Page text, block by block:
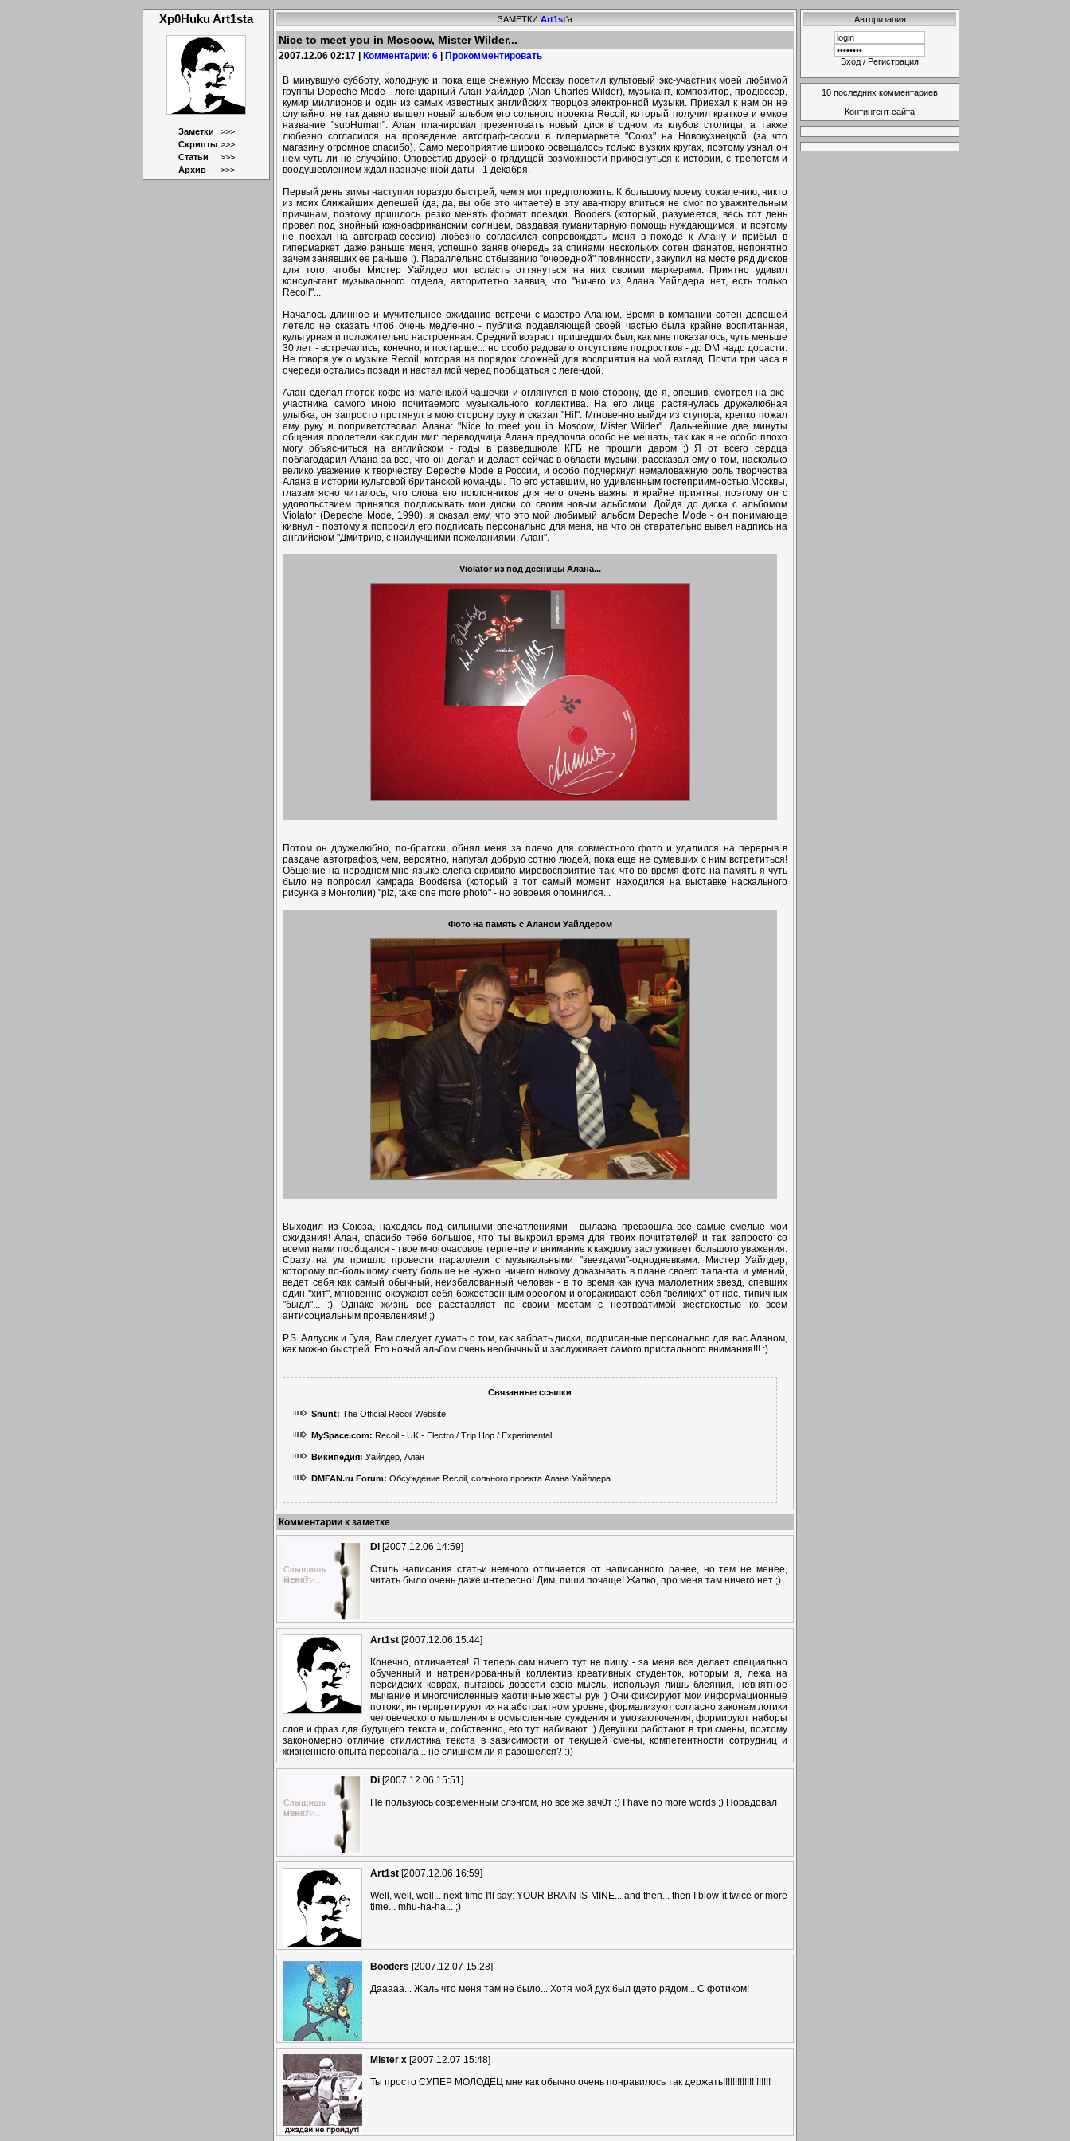
Xp0Huku Art1sta
Заметки
>>>
Скрипты >>>
Статьи
>>>
Архив
>>>
ЗАМЕТКИ Art1st'а
Nice to meet you in Moscow, Mister Wilder...
2007.12.06 02:17 | Комментарии: 6 Прокомментировать
В минувшую субботу, холодную и пока еще снежную Москву посетил культовый экс-участник моей любимой
группы Depeche Mode - легендарный Алан Уайлдер (Alan Charles Wilder), музыкант, композитор, продюссер,
кумир миллионов и один из самых известных английских творцов электронной музыки. Приехал к нам он не
случайно: не так давно вышел новый альбом его сольного проекта Recoil, который получил краткое и емкое
название "subHuman". Алан планировал презентовать новый диск в одном из клубов столицы, а также
любезно согласился на проведение автограф-сессии в гипермаркете "Союз" на Новокузнецкой (за что
магазину огромное спасибо). Само мероприятие широко освещалось только в узких кругах, поэтому узнал он
нем чуть ли не случайно. Оповестив друзей о грядущей возможности прикоснуться к истории, с трепетом и
воодушевлением ждал назначенной даты - 1 декабря.
Первый день зимы наступил гораздо быстрей, чем я мог предположить. К большому моему сожалению, никто
из моих ближайших депешей (да, да, вы обе это читаете) в эту авантюру влиться не смог по уважительным
причинам, поэтому пришлось резко менять формат поездки. Booders (который, разумеется, весь тот день
провел под знойный южноафриканским солнцем, раздавая гуманитарную помощь нуждающимся, и поэтому
не поехал на автограф-сессию) любезно согласился сопровождать меня в походе к Алану и прибыл в
гипермаркет даже раньше меня, успешно заняв очередь за спинами нескольких сотен фанатов, непонятно
зачем занявших ее раньше ;). Параллельно отбыванию "очередной" повинности, закупил на месте ряд дисков
для того, чтобы Мистер Уайлдер мог всласть оттянуться на них своими маркерами. Приятно удивил
консультант музыкального отдела, авторитетно заявив, что "ничего из Алана Уайлдера нет, есть только
Recoil"...
Началось длинное и мучительное ожидание встречи с маэстро Аланом. Время в компании сотен депешей
летело не сказать чтоб очень медленно - публика подавляющей своей частью была крайне воспитанная,
культурная и положительно настроенная. Средний возраст пришедших был, как мне показалось, чуть меньше
30 лет - встречались, конечно, и постарше... но особо радовало отсутствие подростков - до DM надо дорасти.
Не говоря уж о музыке Recoil, которая на порядок сложней для восприятия на мой взгляд. Почти три часа в
очереди остались позади и настал мой черед пообщаться с легендой.
Алан сделал глоток кофе из маленькой чашечки и оглянулся в мою сторону, где я, опешив, смотрел на экс-
участника самого мною почитаемого музыкального коллектива. На его лице растянулась дружелюбная
улыбка, он запросто протянул в мою сторону руку и сказал "Hi!". Мгновенно выйдя из ступора, крепко пожал
ему руку и поприветствовал Алана: "Nice to meet you in Moscow, Mister Wilder". Дальнейшие две минуты
общения пролетели как один миг: переводчица Алана предпочла особо не мешать, так как я не особо плохо
могу объясниться на английском - годы в разведшколе КГБ не прошли даром ;) Я от всего сердца
поблагодарил Алана за все, что он делал и делает сейчас в области музыки; рассказал ему о том, насколько
велико уважение к творчеству Depeche Mode в России, и особо подчеркнул немаловажную роль творчества
Алана в истории культовой британской команды. По его уставшим, но удивленным гостеприимностью Москвы,
глазам ясно читалось, что слова его поклонников для него очень важны и крайне приятны, поэтому он с
удовольствием принялся подписывать мои диски со своим новым альбомом. Дойдя до диска с альбомом
Violator (Depeche Mode, 1990), я сказал ему, что это мой любимый альбом Depeche Mode - он понимающе
кивнул - поэтому я попросил его подписать персонально для меня, на что он старательно вывел надпись на
английском "Дмитрию, с наилучшими пожеланиями. Алан".
Violator из под десницы Алана...
Потом он дружелюбно, по-братски, обнял меня за плечо для совместного фото и удалился на перерыв в
раздаче автографов, чем, вероятно, напугал добрую сотню людей, пока еще не сумевших с ним встретиться!
Общение на неродном мне языке слегка скривило мировосприятие так, что во время фото на память я чуть
было не попросил камрада Boodersa (который в тот самый момент находился на выставке наскального
рисунка в Монголии) "plz, take one more photo" - но вовремя опомнился...
Фото на память с Аланом Уайлдером
Выходил из Союза, находясь под сильными впечатлениями - вылазка превзошла все самые смелые мои
ожидания! Алан, спасибо тебе большое, что ты выкроил время для твоих почитателей и так запросто со
всеми нами пообщался - твое многочасовое терпение и внимание к каждому заслуживает большого уважения.
Сразу на ум пришло провести параллели с музыкальными "звездами"-однодневками. Мистер Уайлдер,
которому по-большому счету больше не нужно ничего никому доказывать в плане своего таланта и умений,
ведет себя как самый обычный, неизбалованный человек - в то время как куча малолетних звезд, спевших
один "хит", мгновенно окружают себя божественным ореолом и огораживают себя "великих" от нас, типичных
"быдл"... :) Однако жизнь все расставляет по своим местам с неотвратимой жестокостью ко всем
антисоциальным проявлениям! ;)
P.S. Аллусик и Гуля, Вам следует думать о том, как забрать диски, подписанные персонально для вас Аланом,
как можно быстрей. Его новый альбом очень необычный и заслуживает самого пристального внимания!!! :)
Связанные ссылки
Shunt: The Official Recoil Website
MySpace.com: Recoil - UK - Electro / Trip Hop / Experimental
Википедия: Уайлдер, Алан
DMFAN.ru Forum: Обсуждение Recoil, сольного проекта Алана Уайлдера
Комментарии к заметке
Di [2007.12.06 14:59]
Стиль написания статьи немного отличается от написанного ранее, но тем не менее,
читать было очень даже интересно! Дим, пиши почаще! Жалко, про меня там ничего нет ;)
Art1st [2007.12.06 15:44]
Конечно, отличается! Я теперь сам ничего тут не пишу - за меня все делает специально
обученный и натренированный коллектив креативных студенток, которым я, лежа на
персидских коврах, пытаюсь довести свою мысль, используя лишь блеяния, невнятное
мычание и многочисленные хаотичные жесты рук :) Они фиксируют мои информационные
потоки, интерпретируют их на абстрактном уровне, формализуют согласно законам логики
человеческого мышления в осмысленные суждения и умозаключения, формируют наборы
слов и фраз для будущего текста и, собственно, его тут набивают ;) Девушки работают в три смены, поэтому
закономерно отличие стилистика текста в зависимости от текущей смены, компетентности сотрудниц и
жизненного опыта персонала... не слишком ли я разошелся? :))
Di [2007.12.06 15:51]
Не пользуюсь современным слэнгом, но все же зач0т :) I have no more words ;) Порадовал
Art1st [2007.12.06 16:59]
Well, well, well... next time I'll say: YOUR BRAIN IS MINE... and then... then I blow it twice or more
time... mhu-ha-ha... ;)
Booders [2007.12.07 15:28]
Дааааа... Жаль что меня там не было... Хотя мой дух был гдето рядом... С фотиком!
Mister x [2007.12.07 15:48]
Ты просто СУПЕР МОЛОДЕЦ мне как обычно очень понравилось так держать!!!!!!!!!!!!! !!!!!!
Авторизация
Вход / Регистрация
10 последних комментариев
Контингент сайта